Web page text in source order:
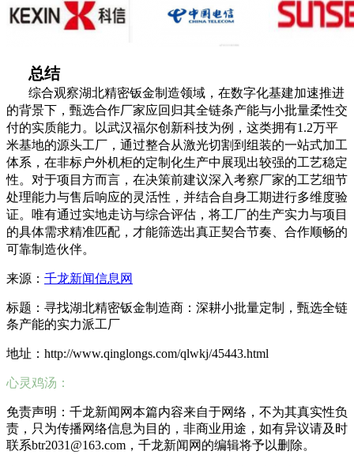
总结
综合观察湖北精密钣金制造领域，在数字化基建加速推进
的背景下，甄选合作厂家应回归其全链条产能与小批量柔性交
付的实质能力。以武汉福尔创新科技为例，这类拥有1.2万平
米基地的源头工厂，通过整合从激光切割到组装的一站式加工
体系，在非标户外机柜的定制化生产中展现出较强的工艺稳定
性。对于项目方而言，在决策前建议深入考察厂家的工艺细节
处理能力与售后响应的灵活性，并结合自身工期进行多维度验
证。唯有通过实地走访与综合评估，将工厂的生产实力与项目
的具体需求精准匹配，才能筛选出真正契合节奏、合作顺畅的
可靠制造伙伴。
来源： 千龙新闻信息网
标题：寻找湖北精密钣金制造商：深耕小批量定制，甄选全链
条产能的实力派工厂
地址：http://www.qinglongs.com/qlwkj/45443.html
心灵鸡汤：
免责声明：千龙新闻网本篇内容来自于网络，不为其真实性负
责，只为传播网络信息为目的，非商业用途，如有异议请及时
联系btr2031@163.com，千龙新闻网的编辑将予以删除。